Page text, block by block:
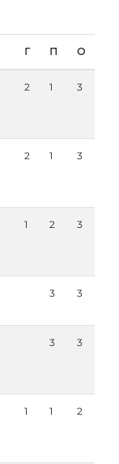
Г П О
2 1 3
2 1 3
1 2 3
3 3
3 3
1 1 2